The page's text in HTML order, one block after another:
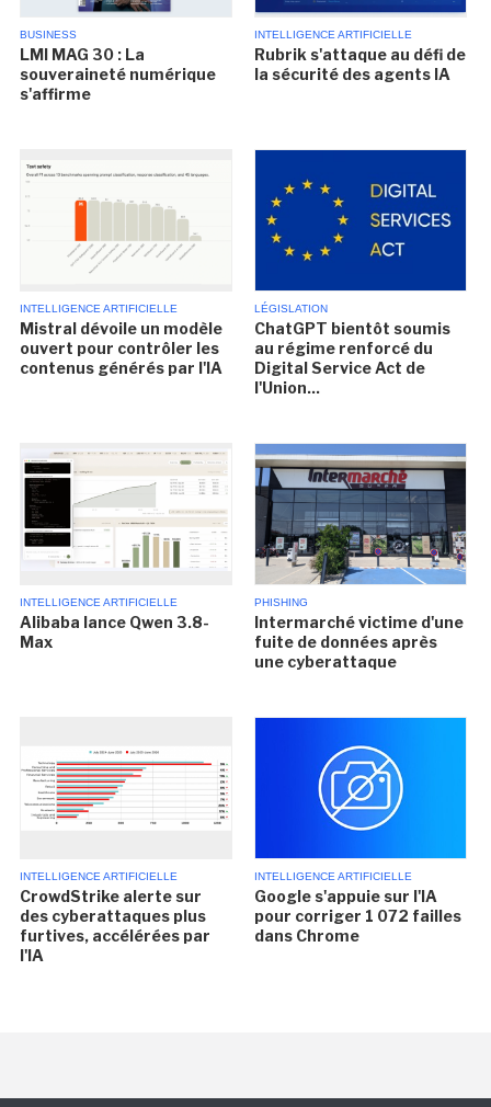
BUSINESS
LMI MAG 30 : La
souveraineté numérique
s'affirme
INTELLIGENCE ARTIFICIELLE
Rubrik s'attaque au défi de
la sécurité des agents IA
INTELLIGENCE ARTIFICIELLE
Mistral dévoile un modèle
ouvert pour contrôler les
contenus générés par l'IA
LÉGISLATION
ChatGPT bientôt soumis
au régime renforcé du
Digital Service Act de
l'Union...
INTELLIGENCE ARTIFICIELLE
Alibaba lance Qwen 3.8-
Max
PHISHING
Intermarché victime d'une
fuite de données après
une cyberattaque
INTELLIGENCE ARTIFICIELLE
CrowdStrike alerte sur
des cyberattaques plus
furtives, accélérées par
l'IA
INTELLIGENCE ARTIFICIELLE
Google s'appuie sur l'IA
pour corriger 1 072 failles
dans Chrome